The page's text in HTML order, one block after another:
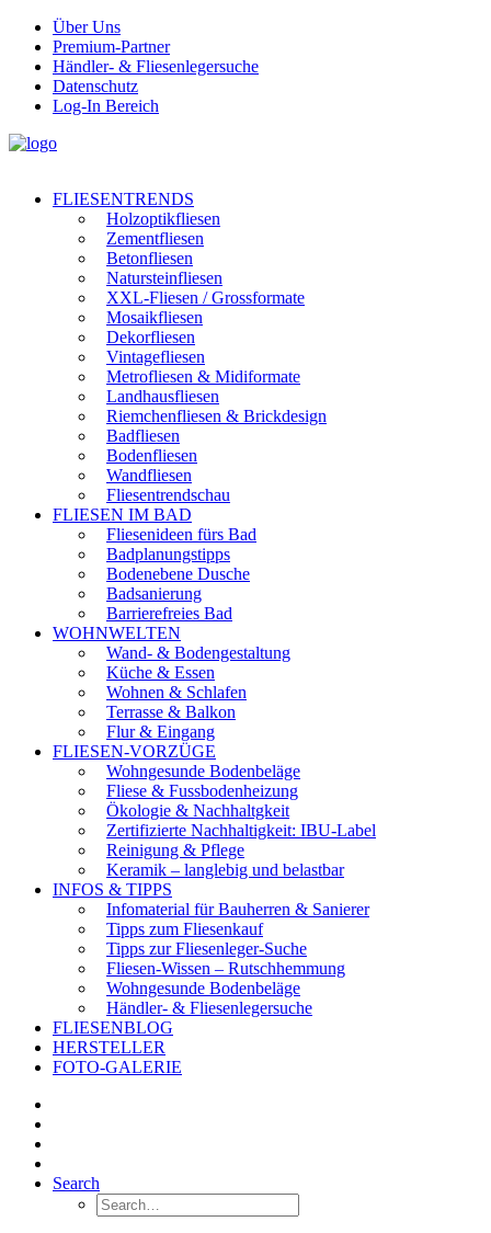
Über Uns
Premium-Partner
Händler- & Fliesenlegersuche
Datenschutz
Log-In Bereich
FLIESENTRENDS
Holzoptikfliesen
Zementfliesen
Betonfliesen
Natursteinfliesen
XXL-Fliesen / Grossformate
Mosaikfliesen
Dekorfliesen
Vintagefliesen
Metrofliesen & Midiformate
Landhausfliesen
Riemchenfliesen & Brickdesign
Badfliesen
Bodenfliesen
Wandfliesen
Fliesentrendschau
FLIESEN IM BAD
Fliesenideen fürs Bad
Badplanungstipps
Bodenebene Dusche
Badsanierung
Barrierefreies Bad
WOHNWELTEN
Wand- & Bodengestaltung
Küche & Essen
Wohnen & Schlafen
Terrasse & Balkon
Flur & Eingang
FLIESEN-VORZÜGE
Wohngesunde Bodenbeläge
Fliese & Fussbodenheizung
Ökologie & Nachhaltgkeit
Zertifizierte Nachhaltigkeit: IBU-Label
Reinigung & Pflege
Keramik – langlebig und belastbar
INFOS & TIPPS
Infomaterial für Bauherren & Sanierer
Tipps zum Fliesenkauf
Tipps zur Fliesenleger-Suche
Fliesen-Wissen – Rutschhemmung
Wohngesunde Bodenbeläge
Händler- & Fliesenlegersuche
FLIESENBLOG
HERSTELLER
FOTO-GALERIE
Search